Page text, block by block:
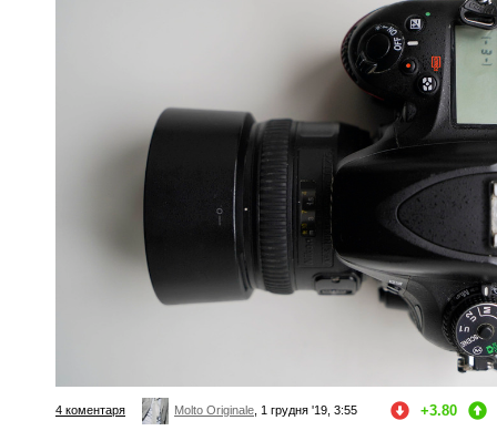
4 коментаря Molto Originale , 1 грудня '19, 3:55 +3.80